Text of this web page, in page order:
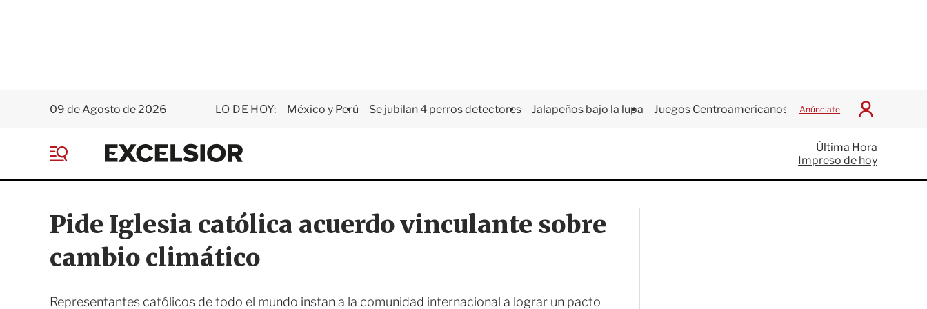
09 de Agosto de 2026 LO DE HOY: México y Perú Se jubilan 4 perros detectores Jalapeños bajo la lupa Juegos Centroamericanos Anúnciate
I
c
i
a
E
x
e
s
i
o
r
e
Última Hora
Impreso de hoy
Pide Iglesia católica acuerdo vinculante sobre
cambio climático
Representantes católicos de todo el mundo instan a la comunidad internacional a lograr un pacto